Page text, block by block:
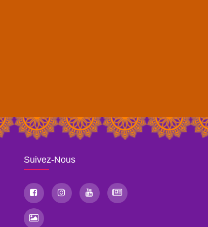
Suivez-Nous